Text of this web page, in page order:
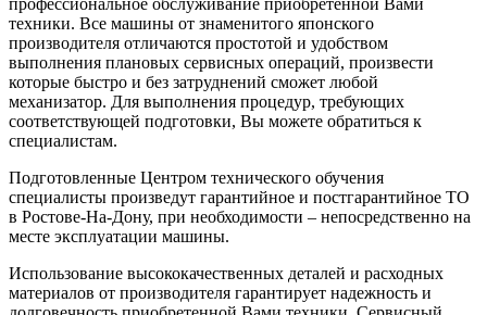
техники. Все машины от знаменитого японского
производителя отличаются простотой и удобством
выполнения плановых сервисных операций, произвести
которые быстро и без затруднений сможет любой
механизатор. Для выполнения процедур, требующих
соответствующей подготовки, Вы можете обратиться к
специалистам.
Подготовленные Центром технического обучения
специалисты произведут гарантийное и постгарантийное ТО
в Ростове-На-Дону, при необходимости – непосредственно на
месте эксплуатации машины.
Использование высококачественных деталей и расходных
материалов от производителя гарантирует надежность и